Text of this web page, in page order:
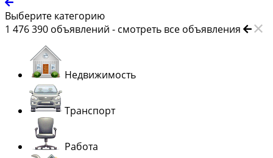
Выберите категорию
1 476 390 объявлений - смотреть все объявления
Недвижимость
Транспорт
Работа